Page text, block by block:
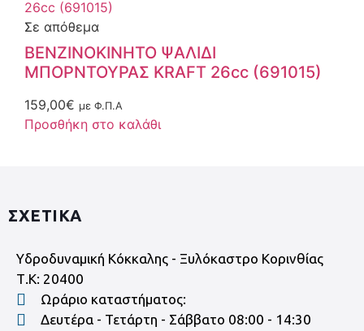
Σε απόθεμα
ΒΕΝΖΙΝΟΚΙΝΗΤΟ ΨΑΛΙΔΙ
ΜΠΟΡΝΤΟΥΡΑΣ KRAFT 26cc (691015)
159,00€ με Φ.Π.Α
Προσθήκη στο καλάθι
ΣΧΕΤΙΚΑ
Υδροδυναμική Κόκκαλης - Ξυλόκαστρο Κορινθίας
Τ.Κ: 20400
Ωράριο καταστήματος:
Δευτέρα - Τετάρτη - Σάββατο 08:00 - 14:30